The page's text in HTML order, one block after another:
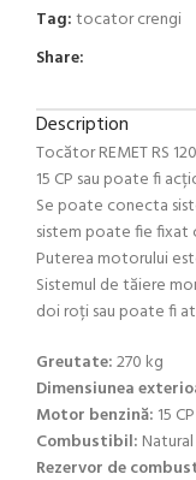
Tag:tocator crengi
Share:
Description
Tocător REMET RS
15 CP sau poate fi
Se poate conecta
sistem poate fie fixat
Puterea motorului
Sistemul de tăiere
doi roți sau poate fi
Greutate:270 kg
Dimensiunea
Motor benzină: 15 CP
Combustibil:
Rezervor de